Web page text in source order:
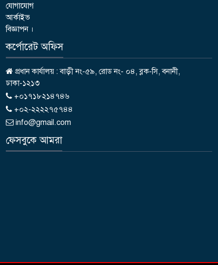
যোগাযোগ
আর্কাইভ
বিজ্ঞাপন ।
কর্পোরেট অফিস
প্রধান কার্যালয় : বাড়ী নং-৫৯, রোড নং- ০৪, ব্লক-সি, বনানী,
ঢাকা-১২১৩
+০১৭১৮২১৪৭৪৬
+০২-২২২২৭৫৭৪৪
info@gmail.com
ফেসবুকে আমরা